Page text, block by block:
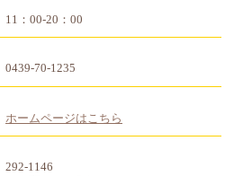
11：00-20：00
0439-70-1235
ホームページはこちら
292-1146